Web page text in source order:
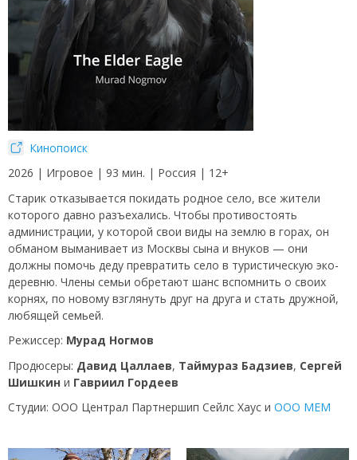
Кинопоиск
2026 | Игровое | 93 мин. | Россия | 12+
Старик отказывается покидать родное село, все жители
которого давно разъехались. Чтобы противостоять
администрации, у которой свои виды на землю в горах, он
обманом выманивает из Москвы сына и внуков — они
должны помочь деду превратить село в туристическую эко-
деревню. Члены семьи обретают шанс вспомнить о своих
корнях, по новому взглянуть друг на друга и стать дружной,
любящей семьей.
Режиссер: Мурад Ногмов
Продюсеры: Давид Цаллаев, Таймураз Бадзиев, Сергей
Шишкин и Гавриил Гордеев
Студии: ООО Централ Партнершип Сейлс Хаус и ООО МЕМ